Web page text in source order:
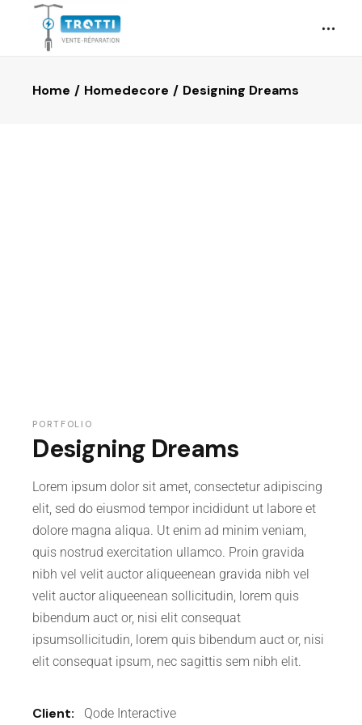
Home Homedecore Designing Dreams
PORTFOLIO
Designing Dreams
Lorem ipsum dolor sit amet, consectetur adipiscing
elit, sed do eiusmod tempor incididunt ut labore et
dolore magna aliqua. Ut enim ad minim veniam,
quis nostrud exercitation ullamco. Proin gravida
nibh vel velit auctor aliqueenean gravida nibh vel
velit auctor aliqueenean sollicitudin, lorem quis
bibendum auct or, nisi elit consequat
ipsumsollicitudin, lorem quis bibendum auct or, nisi
elit consequat ipsum, nec sagittis sem nibh elit.
Client: Qode Interactive